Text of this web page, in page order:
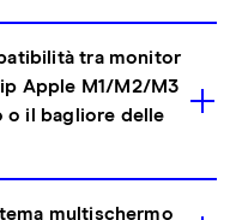
tra monitor
Apple M1/M2/M3
o il bagliore delle
multischermo